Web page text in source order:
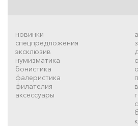
новинки
спецпредложения
эксклюзив
нумизматика
бонистика
фалеристика
филателия
аксессуары